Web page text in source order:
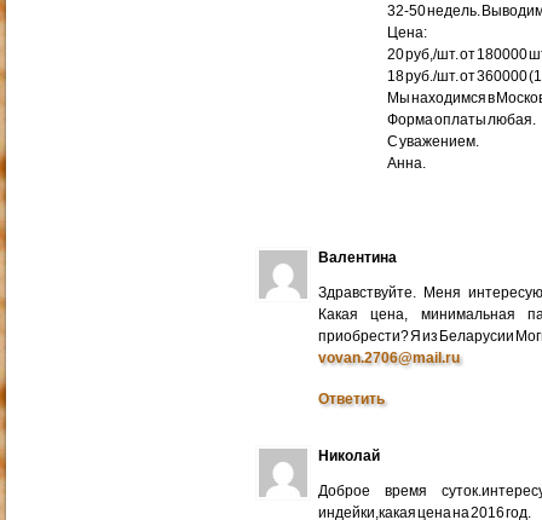
32-50 недель.
Цена:
20 руб,/шт. от 180000
18 руб./шт. от 360000
Мы находимся в
Форма оплаты любая.
С уважением.
Анна.
Валентина
Здравствуйте. Меня
Какая цена, минимальная
приобрести? Я из Беларусии
vovan.2706@mail.ru
Ответить
Николай
Доброе время
индейки,какая цена на 2016 год.